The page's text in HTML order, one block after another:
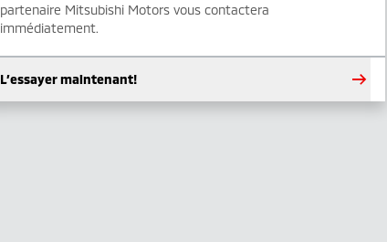
partenaire Mitsubishi Motors vous contactera
immédiatement.
L’essayer maintenant!